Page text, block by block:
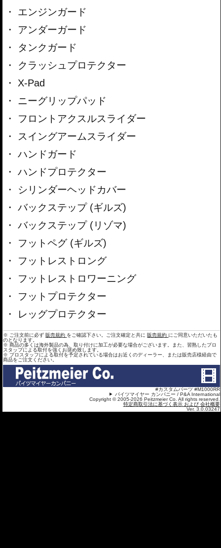
エンジンガード
アンダーガード
タンクガード
クラッシュプロテクター
X-Pad
ニーグリップパッド
フロントアクスルスライダー
スイングアームスライダー
ハンドガード
ハンドプロテクター
シリンダーヘッドカバー
バックステップ (ギルズ)
バックステップ (リゾマ)
フットペグ (ギルズ)
フットレストロング
フットレストロワーニング
フットプロテクター
レッグプロテクター
※ ご注文前に必ず 販売規約 をご確認下さい。ご注文確定と共に 販売規約 にご同意いただいたも
のとなります。
※ 商品の多くは海外製品の為、取り付けに加工が必要な場合がございます。また、習熟したプロ
スタップによる取付を強くお奨め致します。
※ プロスタッフによる取付を予定されている場合はお近くのディーラー、または販売店様経由で
商品をご注文ください。
#カスタムパーツ #M1000RR
パイツマイヤー カンパニー / P&A International
Copyright © 2005-2026 Peitzmeier Co. All rights reserved.
特定商取引法に基づく表示 および 会社概要
Ver. 3.0.03247